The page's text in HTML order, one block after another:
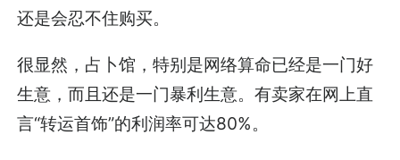
还是会忍不住购买。
很显然，占卜馆，特别是网络算命已经是一门好
生意，而且还是一门暴利生意。有卖家在网上直
言“转运首饰”的利润率可达80%。